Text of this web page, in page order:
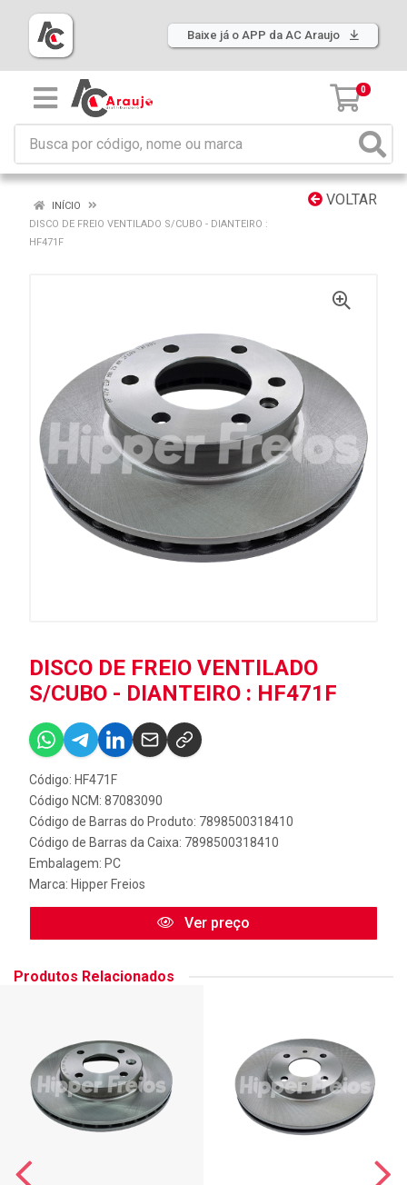
Baixe já o APP da AC Araujo
0
VOLTAR
INÍCIO
DISCO DE FREIO VENTILADO S/CUBO - DIANTEIRO :
HF471F
DISCO DE FREIO VENTILADO
S/CUBO - DIANTEIRO : HF471F
Código: HF471F
Código NCM: 87083090
Código de Barras do Produto: 7898500318410
Código de Barras da Caixa: 7898500318410
Embalagem: PC
Marca: Hipper Freios
Ver preço
Produtos Relacionados